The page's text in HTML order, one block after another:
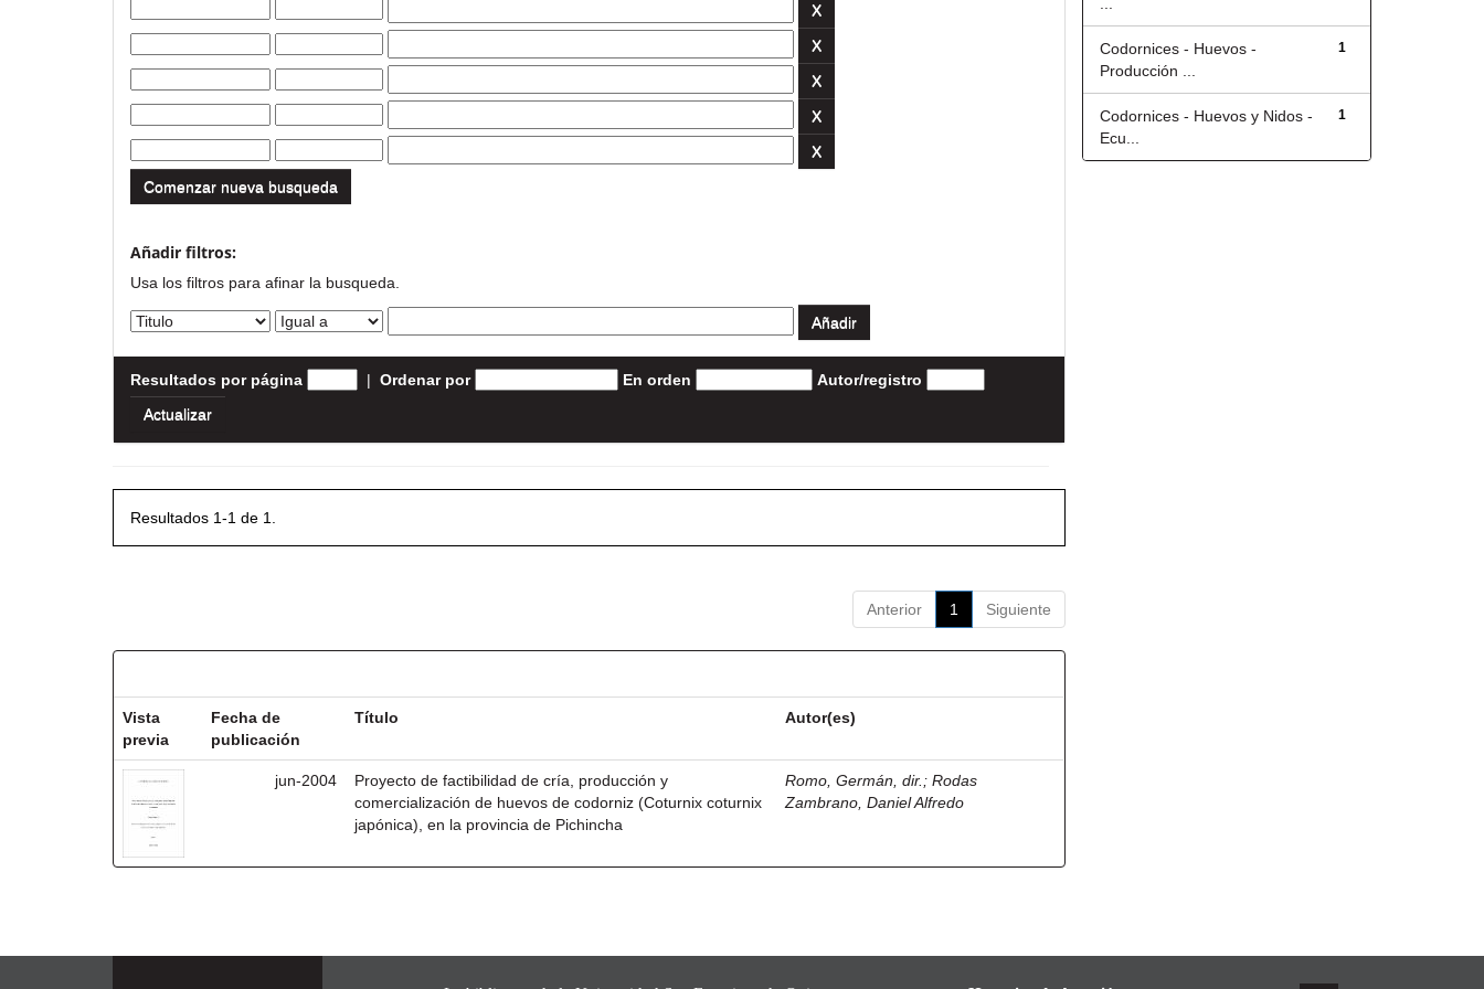
Comenzar nueva busqueda
Añadir filtros:
Usa los filtros para afinar la busqueda.
Resultados por página | Ordenar por En orden Autor/registro
Resultados 1-1 de 1.
Anterior 1 Siguiente
Vista
previa
Fecha de
publicación
Título Autor(es)
jun-2004
Proyecto de factibilidad de cría, producción y
comercialización de huevos de codorniz (Coturnix coturnix
japónica), en la provincia de Pichincha
Romo, Germán, dir. ;Rodas
Zambrano, Daniel Alfredo
1
Codornices - Huevos -
Producción ...
1
Codornices - Huevos y Nidos -
Ecu...